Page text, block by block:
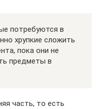
потребуются в
хрупкие сложить
пока они не
предметы в
часть, то есть